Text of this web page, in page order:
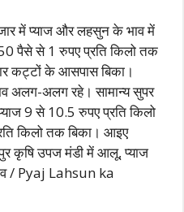
में प्याज और लहसुन के भाव में
पैसे से 1 रुपए प्रति किलो तक
कट्टों के आसपास बिका।
अलग-अलग रहे। सामान्य सुपर
9 से 10.5 रुपए प्रति किलो
किलो तक बिका। आइए
कृषि उपज मंडी में आलू, प्याज
/ Pyaj Lahsun ka